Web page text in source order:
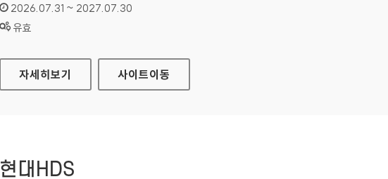
인증기간 :
2026.07.31 ~ 2027.07.30
상태 :
유효
식품안전나라
자세히보기 사이트이동
현대HDS